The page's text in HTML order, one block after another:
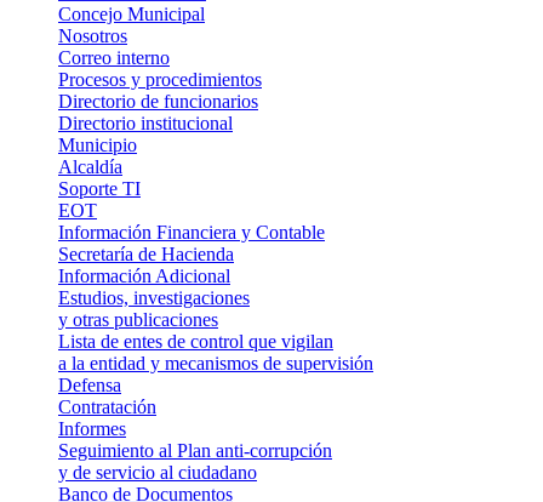
Concejo Municipal
Nosotros
Correo interno
Procesos y procedimientos
Directorio de funcionarios
Directorio institucional
Municipio
Alcaldía
Soporte TI
EOT
Información Financiera y Contable
Secretaría de Hacienda
Información Adicional
Estudios, investigaciones
y otras publicaciones
Lista de entes de control que vigilan
a la entidad y mecanismos de supervisión
Defensa
Contratación
Informes
Seguimiento al Plan anti-corrupción
y de servicio al ciudadano
Banco de Documentos